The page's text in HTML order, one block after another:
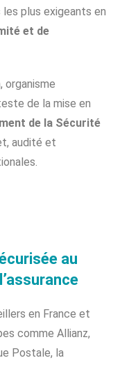
plus exigeants en
et de
organisme
de la mise en
de la Sécurité
audité et
au
en France et
comme Allianz,
Postale, la